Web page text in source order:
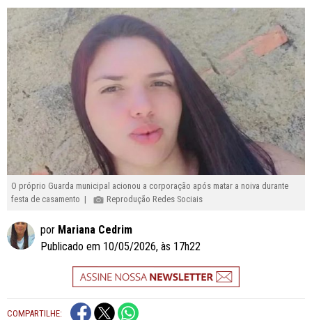
O próprio Guarda municipal acionou a corporação após matar a noiva durante
festa de casamento |
Reprodução Redes Sociais
por Mariana Cedrim
Publicado em 10/05/2026, às 17h22
COMPARTILHE: